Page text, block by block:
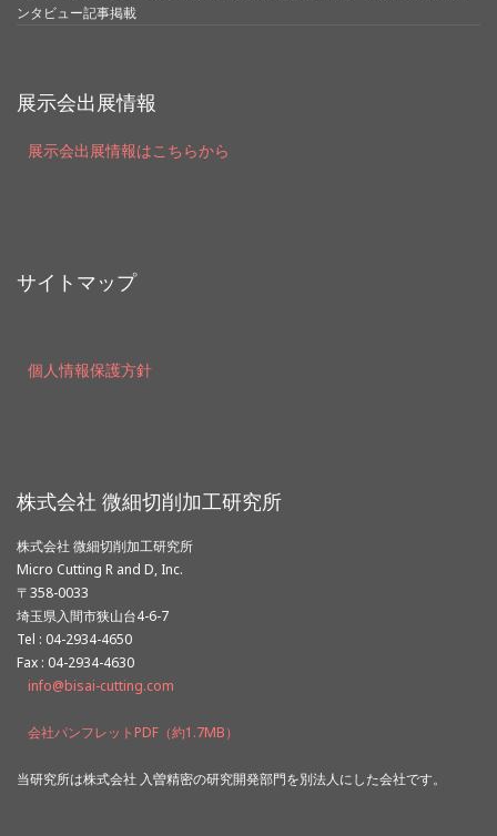
ンタビュー記事掲載
展示会出展情報
展示会出展情報はこちらから
サイトマップ
個人情報保護方針
株式会社 微細切削加工研究所
株式会社 微細切削加工研究所
Micro Cutting R and D, Inc.
〒358-0033
埼玉県入間市狭山台4-6-7
Tel : 04-2934-4650
Fax : 04-2934-4630
info@bisai-cutting.com
会社パンフレットPDF（約1.7MB）
当研究所は株式会社 入曽精密の研究開発部門を別法人にした会社です。